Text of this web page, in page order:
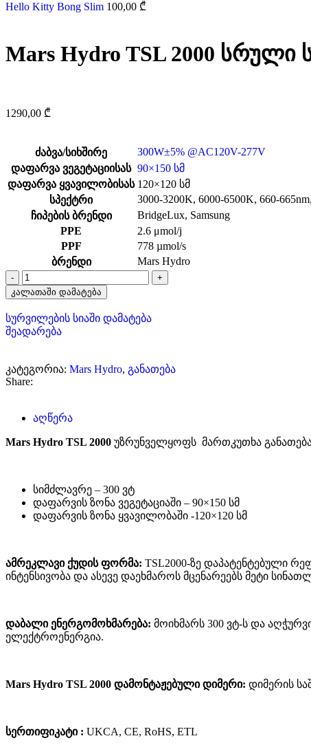
Hello Kitty Bong Slim 100,00 ₾
Mars Hydro TSL 2000
1290,00 ₾
ძაბვა/სიხშირე
300W±5% @AC120V-277V
დაფარვა ვეგეტაციისას 90×150 სმ
დაფარვა ყვავილობისას 120×120 სმ
სპექტრი
3000-3200K, 6000-6500K, 660-665nm,
ჩიპების ბრენდი
BridgeLux, Samsung
PPE
2.6 μmol/j
PPF
778 µmol/s
ბრენდი
Mars Hydro
კალათაში დამატება
სურვილების სიაში დამატება
შეადარება
კატეგორია: Mars Hydro, განათება
Share:
აღწერა
Mars Hydro TSL 2000 უზრუნველყოფს მართკუთხა
სიმძლავრე – 300 ვტ
დაფარვის ზონა ვეგეტაციაში – 90×150 სმ
დაფარვის ზონა ყვავილობაში -120×120 სმ
ამრეკლავი ქუდის ფორმა: TSL2000-ზე დაპატენტებული
ინტენსივობა და ასევე დაეხმაროს მცენარეებს მეტი
დაბალი ენერგომოხმარება: მოიხმარს 300 ვტ-ს და
ელექტროენერგია.
Mars Hydro TSL 2000 დამონტაჟებული დიმერი: დიმერის
სერთიფიკატი : UKCA, CE, RoHS, ETL